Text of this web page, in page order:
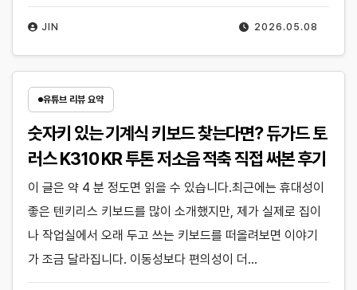
2026.05.08
JIN
유튜브 리뷰 요약
숫자키 있는 기계식 키보드 찾는다면? 듀가드 토
러스 K310 KR 투톤 저소음 적축 직접 써본 후기
이 글은 약 4 분 정도면 읽을 수 있습니다.최근에는 휴대성이
좋은 텐키리스 키보드를 많이 소개했지만, 제가 실제로 집이
나 작업실에서 오래 두고 쓰는 키보드를 떠올려보면 이야기
가 조금 달라집니다. 이동성보다 편의성이 더…